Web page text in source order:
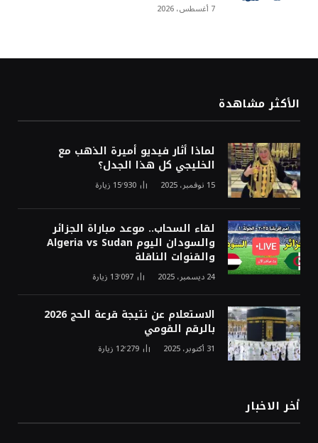
7 أغسطس، 2026
الأكثر مشاهدة
لماذا أثار فيديو أميرة الذهب مع
الخليجي كل هذا الجدل؟
15 نوفمبر، 2025 15٬930 زيارة
لقاء السحاب.. موعد مباراة الجزائر
والسودان اليوم Algeria vs Sudan
والقنوات الناقلة
24 ديسمبر، 2025 13٬097 زيارة
الاستعلام عن نتيجة قرعة الحج 2026
بالرقم القومي
31 أكتوبر، 2025 12٬279 زيارة
أخر الاخبار